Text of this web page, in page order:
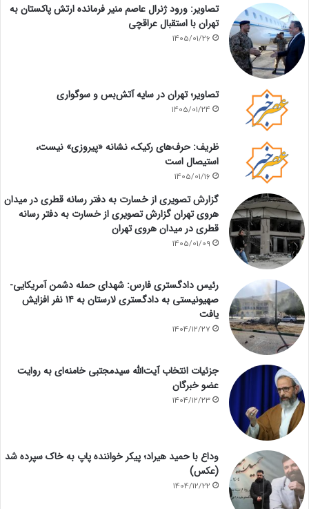
تصاویر: ورود ژنرال عاصم منیر فرمانده ارتش پاکستان به
تهران با استقبال عراقچی
1405/01/26
تصاویر؛ تهران در سایه آتش‌بس و سوگواری
1405/01/24
ظریف: حرف‌های رکیک، نشانه «پیروزی» نیست،
استیصال است
1405/01/16
گزارش تصویری از خسارت به دفتر رسانه قطری در میدان
هروی تهران گزارش تصویری از خسارت به دفتر رسانه
قطری در میدان هروی تهران
1405/01/09
رئیس دادگستری فارس: شهدای حمله دشمن آمریکایی-
صهیونیستی به دادگستری لارستان به ۱۴ نفر افزایش
یافت
1404/12/27
جزئیات انتخاب آیت‌الله سیدمجتبی خامنه‌ای به روایت
عضو خبرگان
1404/12/23
وداع با حمید هیراد؛ پیکر خواننده پاپ به خاک سپرده شد
(عکس)
1404/12/22